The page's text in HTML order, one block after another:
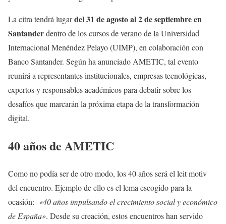
La citra tendrá lugardel 31 de agosto al 2 de septiembre en
Santanderdentro de los cursos de verano de la Universidad
Internacional Menéndez Pelayo (UIMP), en colaboración con
Banco Santander. Según ha anunciado AMETIC, tal evento
reunirá a representantes institucionales, empresas tecnológicas,
expertos y responsables académicos para debatir sobre los
desafíos que marcarán la próxima etapa de la transformación
digital.
40 años de AMETIC
Como no podía ser de otro modo, los 40 años será el leit motiv
del encuentro. Ejemplo de ello es el lema escogido para la
ocasión: «40 años impulsando el crecimiento social y económico
de España». Desde su creación, estos encuentros han servido